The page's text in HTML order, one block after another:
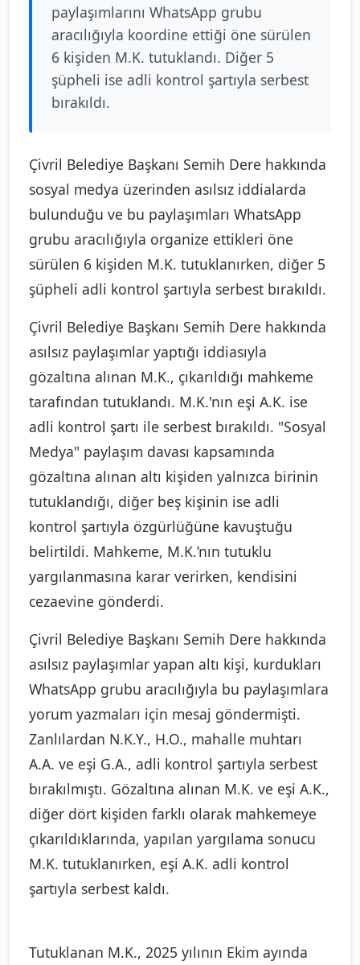
paylaşımlarını WhatsApp grubu
aracılığıyla koordine ettiği öne sürülen
6 kişiden M.K. tutuklandı. Diğer 5
şüpheli ise adli kontrol şartıyla serbest
bırakıldı.
Çivril Belediye Başkanı Semih Dere hakkında
sosyal medya üzerinden asılsız iddialarda
bulunduğu ve bu paylaşımları WhatsApp
grubu aracılığıyla organize ettikleri öne
sürülen 6 kişiden M.K. tutuklanırken, diğer 5
şüpheli adli kontrol şartıyla serbest bırakıldı.
Çivril Belediye Başkanı Semih Dere hakkında
asılsız paylaşımlar yaptığı iddiasıyla
gözaltına alınan M.K., çıkarıldığı mahkeme
tarafından tutuklandı. M.K.'nın eşi A.K. ise
adli kontrol şartı ile serbest bırakıldı. "Sosyal
Medya" paylaşım davası kapsamında
gözaltına alınan altı kişiden yalnızca birinin
tutuklandığı, diğer beş kişinin ise adli
kontrol şartıyla özgürlüğüne kavuştuğu
belirtildi. Mahkeme, M.K.’nın tutuklu
yargılanmasına karar verirken, kendisini
cezaevine gönderdi.
Çivril Belediye Başkanı Semih Dere hakkında
asılsız paylaşımlar yapan altı kişi, kurdukları
WhatsApp grubu aracılığıyla bu paylaşımlara
yorum yazmaları için mesaj göndermişti.
Zanlılardan N.K.Y., H.O., mahalle muhtarı
A.A. ve eşi G.A., adli kontrol şartıyla serbest
bırakılmıştı. Gözaltına alınan M.K. ve eşi A.K.,
diğer dört kişiden farklı olarak mahkemeye
çıkarıldıklarında, yapılan yargılama sonucu
M.K. tutuklanırken, eşi A.K. adli kontrol
şartıyla serbest kaldı.
Tutuklanan M.K., 2025 yılının Ekim ayında